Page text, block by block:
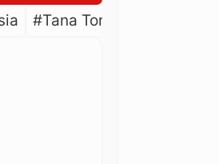
#Tana Toraja Culture